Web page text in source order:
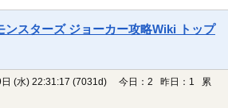
ンスターズ ジョーカー攻略Wiki トップ
(水) 22:31:17 (7031d)
今日：2 昨日：1 累